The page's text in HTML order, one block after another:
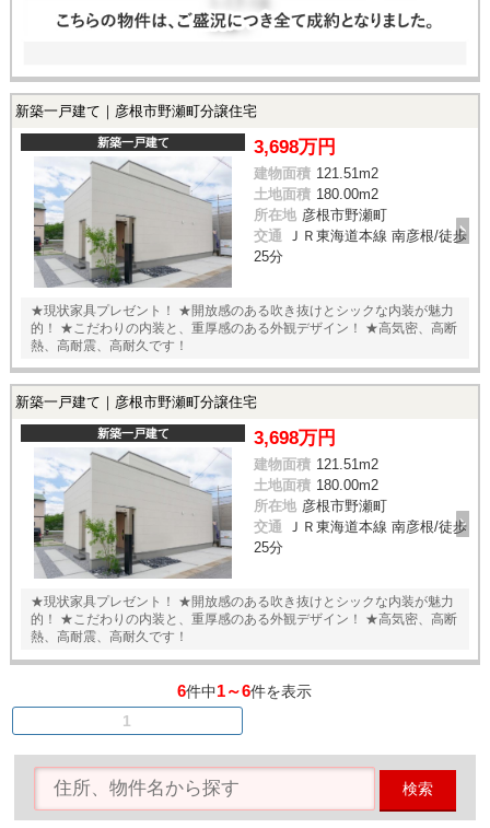
新築一戸建て｜彦根市野瀬町分譲住宅
新築一戸建て 3,698万円
建物面積 121.51m2
土地面積 180.00m2
所在地 彦根市野瀬町
交通 ＪＲ東海道本線 南彦根/徒歩
25分
★現状家具プレゼント！ ★開放感のある吹き抜けとシックな内装が魅力
的！ ★こだわりの内装と、重厚感のある外観デザイン！ ★高気密、高断
熱、高耐震、高耐久です！
新築一戸建て｜彦根市野瀬町分譲住宅
新築一戸建て 3,698万円
建物面積 121.51m2
土地面積 180.00m2
所在地 彦根市野瀬町
交通 ＪＲ東海道本線 南彦根/徒歩
25分
★現状家具プレゼント！ ★開放感のある吹き抜けとシックな内装が魅力
的！ ★こだわりの内装と、重厚感のある外観デザイン！ ★高気密、高断
熱、高耐震、高耐久です！
6件中1～6件を表示
1
検索